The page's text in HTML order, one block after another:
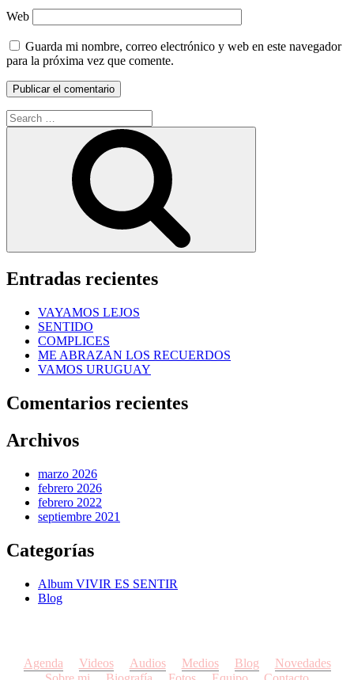
Web
Guarda mi nombre, correo electrónico y web en este navegador
para la próxima vez que comente.
Search
for:
Entradas recientes
VAYAMOS LEJOS
SENTIDO
COMPLICES
ME ABRAZAN LOS RECUERDOS
VAMOS URUGUAY
Comentarios recientes
Archivos
marzo 2026
febrero 2026
febrero 2022
septiembre 2021
Categorías
Album VIVIR ES SENTIR
Blog
Agenda Videos Audios Medios Blog
Novedades